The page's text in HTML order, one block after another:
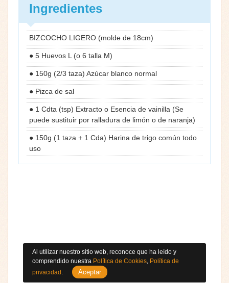
Ingredientes
BIZCOCHO LIGERO (molde de 18cm)
● 5 Huevos L (o 6 talla M)
● 150g (2/3 taza) Azúcar blanco normal
● Pizca de sal
● 1 Cdta (tsp) Extracto o Esencia de vainilla (Se
puede sustituir por ralladura de limón o de naranja)
● 150g (1 taza + 1 Cda) Harina de trigo común todo
uso
Al utilizar nuestro sitio web, reconoce que ha leído y
comprendido nuestra Política de Cookies, Política de
privacidad. Aceptar